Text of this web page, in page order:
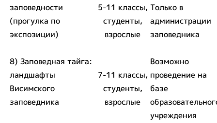
заповедности
(прогулка по
экспозиции)
5-11 классы,
студенты,
взрослые
Только в
администрации
заповедника
8) Заповедная тайга:
ландшафты
Висимского
заповедника
7-11 классы,
студенты,
взрослые
Возможно
проведение на
базе
учреждения